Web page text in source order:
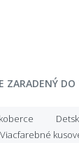
ZARADENÝ
Viacfarebné